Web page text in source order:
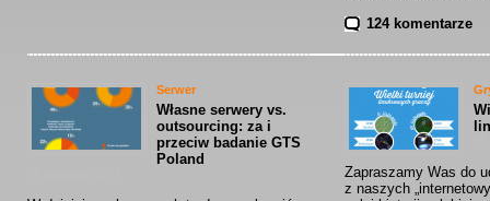
124 komentarze
Serwer
Własne serwery vs.
outsourcing: za i
przeciw badanie GTS
Poland
Zapraszamy Was do
z naszych